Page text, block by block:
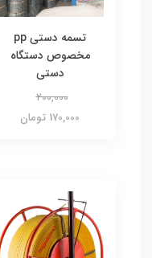
تسمه دستی pp
مخصوص دستگاه
دستی
200,000
170,000 تومان